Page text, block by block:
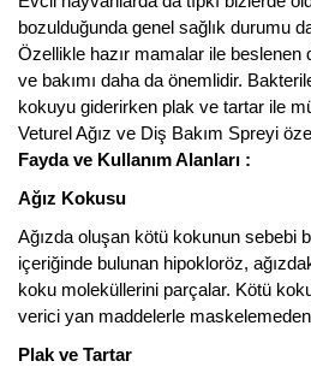
bozulduğunda genel sağlık durumu
Özellikle hazır mamalar ile beslenen
ve bakımı daha da önemlidir.
kokuyu giderirken plak ve tartar ile
Veturel Ağız ve Diş Bakım Spreyi
Fayda ve Kullanım Alanları :
Ağız Kokusu
Ağızda oluşan kötü kokunun sebebi
içeriğinde bulunan hipokloröz,
koku moleküllerini parçalar. Kötü
verici yan maddelerle
Plak ve Tartar